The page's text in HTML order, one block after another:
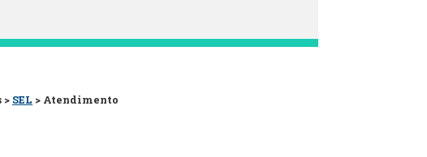
> SEL > Atendimento